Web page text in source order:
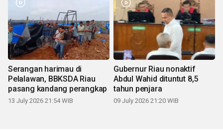
Serangan harimau di
Pelalawan, BBKSDA Riau
pasang kandang perangkap
13 July 2026 21:54 WIB
Gubernur Riau nonaktif
Abdul Wahid dituntut 8,5
tahun penjara
09 July 2026 21:20 WIB